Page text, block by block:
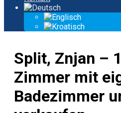
Split, Znjan –
Zimmer mit
Badezimmer